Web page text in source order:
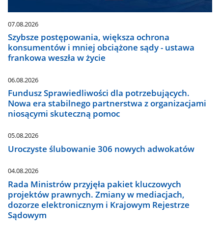
07.08.2026
Szybsze postępowania, większa ochrona
konsumentów i mniej obciążone sądy - ustawa
frankowa weszła w życie
06.08.2026
Fundusz Sprawiedliwości dla potrzebujących.
Nowa era stabilnego partnerstwa z organizacjami
niosącymi skuteczną pomoc
05.08.2026
Uroczyste ślubowanie 306 nowych adwokatów
04.08.2026
Rada Ministrów przyjęła pakiet kluczowych
projektów prawnych. Zmiany w mediacjach,
dozorze elektronicznym i Krajowym Rejestrze
Sądowym